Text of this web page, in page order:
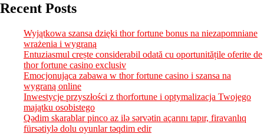
Recent Posts
Wyjątkowa szansa dzięki thor fortune bonus na niezapomniane
wrażenia i wygraną
Entuziasmul crește considerabil odată cu oportunitățile oferite de
thor fortune casino exclusiv
Emocjonująca zabawa w thor fortune casino i szansa na
wygraną online
Inwestycje przyszłości z thorfortune i optymalizacja Twojego
majątku osobistego
Qədim skarablar pinco az ilə sərvətin açarını tapır, firavanlıq
fürsətiylə dolu oyunlar təqdim edir